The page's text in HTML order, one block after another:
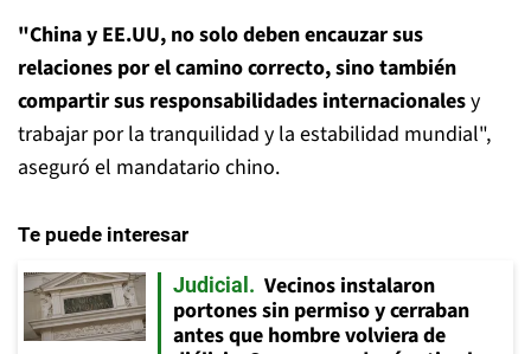
"China y EE.UU, no solo deben encauzar sus
relaciones por el camino correcto, sino también
compartir sus responsabilidades internacionalesy
trabajar por la tranquilidad y la estabilidad mundial",
aseguró el mandatario chino.
Te puede interesar
Judicial
Vecinos instalaron
portones sin permiso y cerraban
antes que hombre volviera de